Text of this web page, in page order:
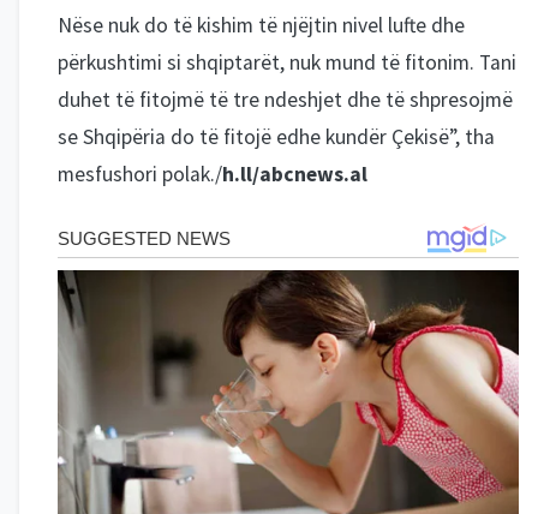
Nëse nuk do të kishim të njëjtin nivel lufte dhe
përkushtimi si shqiptarët, nuk mund të fitonim. Tani
duhet të fitojmë të tre ndeshjet dhe të shpresojmë
se Shqipëria do të fitojë edhe kundër Çekisë”, tha
mesfushori polak./h.ll/abcnews.al